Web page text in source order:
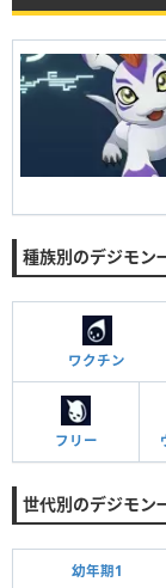
種族別のデジモン
ワクチン
フリー
世代別のデジモン
幼年期1